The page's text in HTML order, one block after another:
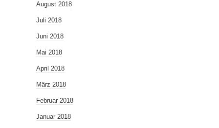
August 2018
Juli 2018
Juni 2018
Mai 2018
April 2018
März 2018
Februar 2018
Januar 2018